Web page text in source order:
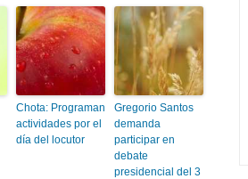
Chota: Programan
actividades por el
día del locutor
Gregorio Santos
demanda
participar en
debate
presidencial del 3